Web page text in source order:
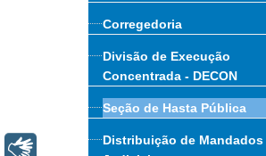
Corregedoria
Divisão de Execução
Concentrada - DECON
Seção de Hasta Pública
Distribuição de Mandados